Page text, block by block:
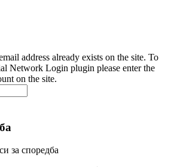
address already exists on the site. To
Network Login plugin please enter the
on the site.
за споредба